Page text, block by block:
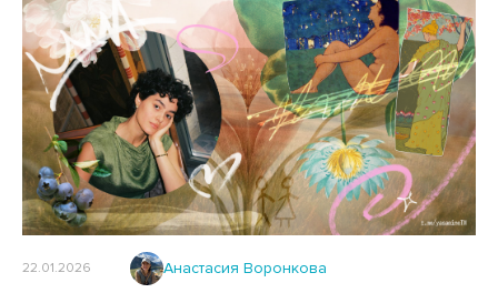
22.01.2026 Анастасия Воронкова